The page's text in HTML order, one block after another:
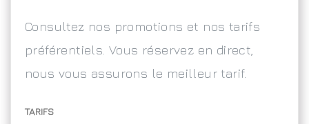
Consultez nos promotions et nos tarifs
préférentiels. Vous réservez en direct,
nous vous assurons le meilleur tarif.
TARIFS